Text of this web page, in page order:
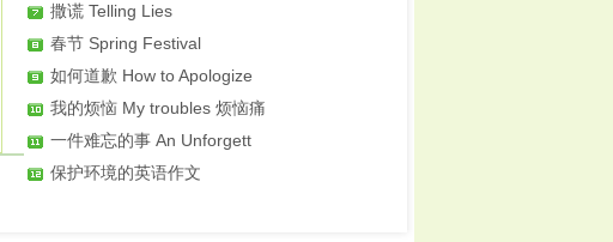
撒谎 Telling Lies
春节 Spring Festival
如何道歉 How to Apologize
我的烦恼 My troubles 烦恼痛
一件难忘的事 An Unforgett
保护环境的英语作文